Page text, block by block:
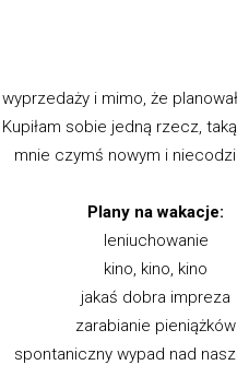
i mimo, że
sobie jedną rzecz,
mnie czymś nowym i
Plany na wakacje:
leniuchowanie
kino, kino, kino
jakaś dobra impreza
zarabianie pieniążków
spontaniczny wypad nad